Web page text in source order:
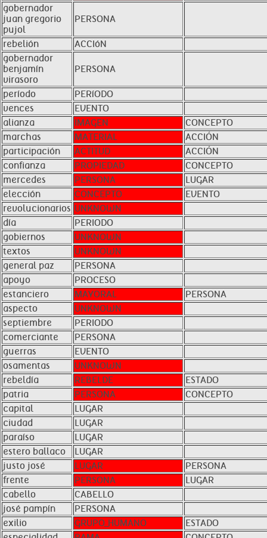
gobernador
juan gregorio
pujol
PERSONA
rebelión
ACCIóN
gobernador
benjamín
virasoro
PERSONA
período
PERíODO
vences
EVENTO
alianza
IMAGEN
CONCEPTO
marchas
MATERIAL
ACCIÓN
participación
ACTITUD
ACCIÓN
confianza
PROPIEDAD
CONCEPTO
mercedes
PERSONA
LUGAR
elección
CONCEPTO
EVENTO
revolucionarios UNKNOWN
día
PERIODO
gobiernos
UNKNOWN
textos
UNKNOWN
general paz
PERSONA
apoyo
PROCESO
estanciero
MAYORAL
PERSONA
aspecto
UNKNOWN
septiembre
PERIODO
comerciante
PERSONA
guerras
EVENTO
osamentas
UNKNOWN
rebeldía
REBELDE
ESTADO
patria
PERSONA
CONCEPTO
capital
LUGAR
ciudad
LUGAR
paraíso
LUGAR
estero ballaco
LUGAR
justo josé
LUGAR
PERSONA
frente
PERSONA
LUGAR
cabello
CABELLO
josé pampín
PERSONA
exilio
GRUPO_HUMANO
ESTADO